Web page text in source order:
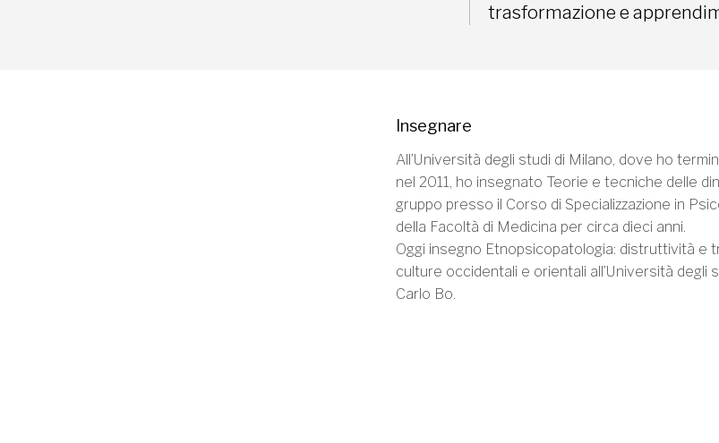
trasformazione e
Insegnare
All’Università degli studi di Milano, dove ho
nel 2011, ho insegnato Teorie e tecniche delle
gruppo presso il Corso di Specializzazione in
della Facoltà di Medicina per circa dieci anni.
Oggi insegno Etnopsicopatologia: distruttività e
culture occidentali e orientali all’Università degli
Carlo Bo.